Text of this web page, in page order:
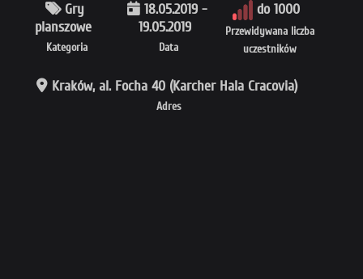
Kategoria
Gry
planszowe
Data
18.05.2019 -
19.05.2019
Przewidywana liczba
uczestników
do 1000
Adres
Kraków, al. Focha 40 (Karcher Hala Cracovia)